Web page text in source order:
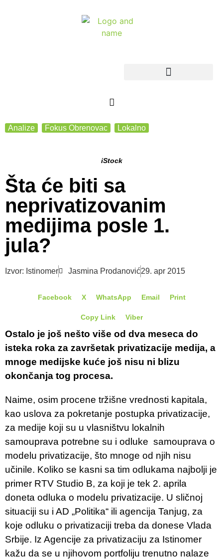
Analize Fokus Obrenovac Lokalno
iStock
Šta će biti sa
neprivatizovanim
medijima posle 1.
jula?
Izvor: Istinomer Jasmina Prodanović29. apr 2015
Facebook X WhatsApp Email Print
Copy Link Viber
Ostalo je još nešto više od dva meseca do
isteka roka za završetak privatizacije medija, a
mnoge medijske kuće još nisu ni blizu
okončanja tog procesa.
Naime, osim procene tržišne vrednosti kapitala,
kao uslova za pokretanje postupka privatizacije,
za medije koji su u vlasništvu lokalnih
samouprava potrebne su i odluke samouprava o
modelu privatizacije, što mnoge od njih nisu
učinile. Koliko se kasni sa tim odlukama najbolji je
primer RTV Studio B, za koji je tek 2. aprila
doneta odluka o modelu privatizacije. U sličnoj
situaciji su i AD „Politika“ ili agencija Tanjug, za
koje odluku o privatizaciji treba da donese Vlada
Srbije. Iz Agencije za privatizaciju za Istinomer
kažu da se u njihovom portfoliju trenutno nalaze